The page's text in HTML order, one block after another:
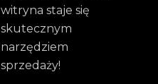
witryna staje się
skutecznym
narzędziem
sprzedaży!